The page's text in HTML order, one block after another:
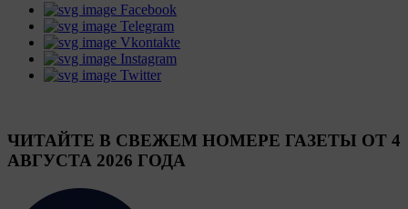
Facebook
Telegram
Vkontakte
Instagram
Twitter
ЧИТАЙТЕ В СВЕЖЕМ НОМЕРЕ ГАЗЕТЫ ОТ 4
АВГУСТА 2026 ГОДА